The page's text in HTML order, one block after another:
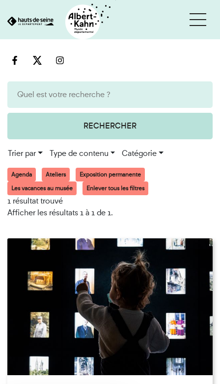
au
RECHERCHER
Trier par Type de contenu Catégorie
Agenda Ateliers
Exposition permanente
Les vacances au musée
Enlever tous les filtres
1 résultat trouvé
Afficher les résultats 1 à 1 de 1.
Cookies et traceurs utilisés sur ce site